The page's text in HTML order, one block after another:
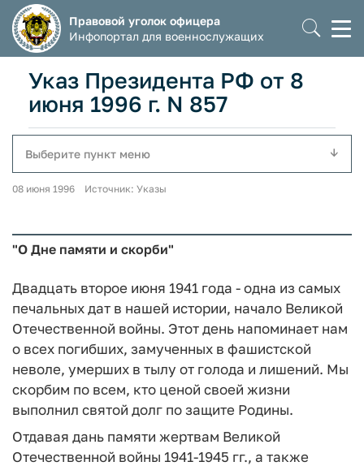
Правовой уголок офицера
Инфопортал для военнослужащих
Указ Президента РФ от 8
июня 1996 г. N 857
Выберите пункт меню
08 июня 1996 Источник: Указы
"О Дне памяти и скорби"
Двадцать второе июня 1941 года - одна из самых
печальных дат в нашей истории, начало Великой
Отечественной войны. Этот день напоминает нам
о всех погибших, замученных в фашистской
неволе, умерших в тылу от голода и лишений. Мы
скорбим по всем, кто ценой своей жизни
выполнил святой долг по защите Родины.
Отдавая дань памяти жертвам Великой
Отечественной войны 1941-1945 гг., а также